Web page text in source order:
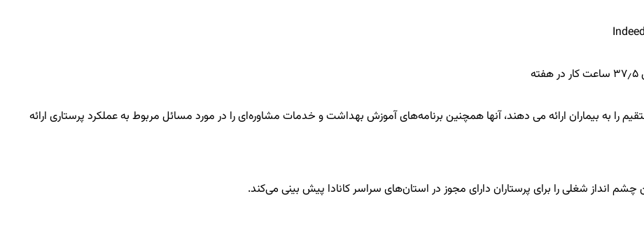
را به بیماران ارائه می دهند، آنها همچنین برنامه‌های آموزش بهداشت و خدمات مشاوره‌ای را در مورد مسائل مربوط به عملکرد پرستاری ارائه